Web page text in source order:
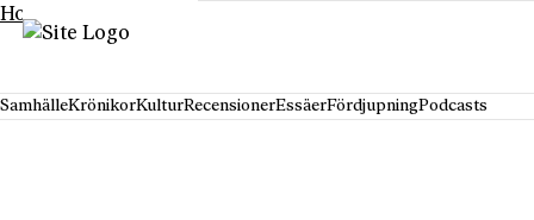
Hoppa till innehåll
SamhälleKrönikorKulturRecensionerEssäerFördjupningPodcasts